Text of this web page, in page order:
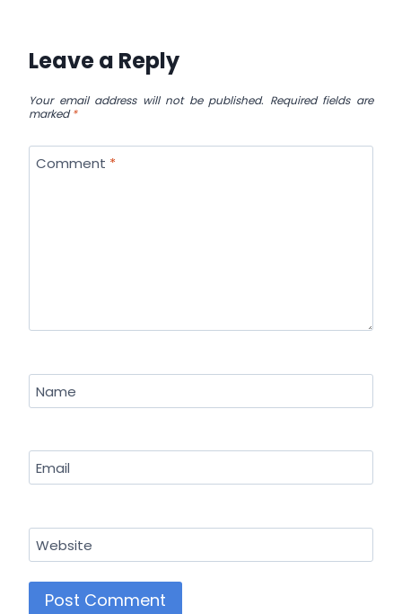
Leave a Reply
Your email address will not be published. Required fields are
marked*
Comment *
Name
Email
Website